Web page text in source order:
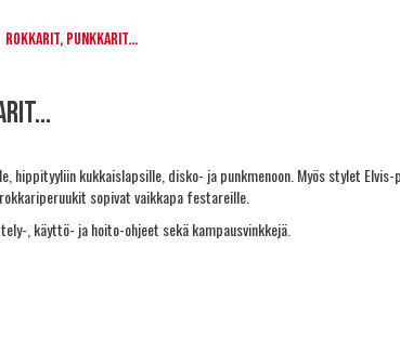
Rokkarit, punkkarit...
hippityyliin kukkaislapsille, disko- ja punkmenoon. Myös stylet
sopivat vaikkapa festareille.
, käyttö- ja hoito-ohjeet sekä kampausvinkkejä